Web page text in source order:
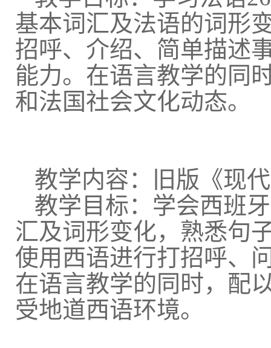
基本词汇及法语的词形
招呼、介绍、简单描述
能力。在语言教学的同
和法国社会文化动态。
教学内容：旧版《现
教学目标：学会西班
汇及词形变化，熟悉句
使用西语进行打招呼、
在语言教学的同时，配
受地道西语环境。